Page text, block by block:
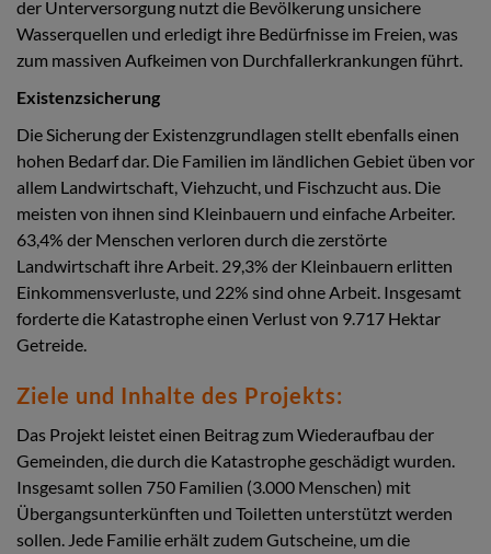
der Unterversorgung nutzt die Bevölkerung unsichere
Wasserquellen und erledigt ihre Bedürfnisse im Freien, was
zum massiven Aufkeimen von Durchfallerkrankungen führt.
Existenzsicherung
Die Sicherung der Existenzgrundlagen stellt ebenfalls einen
hohen Bedarf dar. Die Familien im ländlichen Gebiet üben vor
allem Landwirtschaft, Viehzucht, und Fischzucht aus. Die
meisten von ihnen sind Kleinbauern und einfache Arbeiter.
63,4% der Menschen verloren durch die zerstörte
Landwirtschaft ihre Arbeit. 29,3% der Kleinbauern erlitten
Einkommensverluste, und 22% sind ohne Arbeit. Insgesamt
forderte die Katastrophe einen Verlust von 9.717 Hektar
Getreide.
Ziele und Inhalte des Projekts:
Das Projekt leistet einen Beitrag zum Wiederaufbau der
Gemeinden, die durch die Katastrophe geschädigt wurden.
Insgesamt sollen 750 Familien (3.000 Menschen) mit
Übergangsunterkünften und Toiletten unterstützt werden
sollen. Jede Familie erhält zudem Gutscheine, um die